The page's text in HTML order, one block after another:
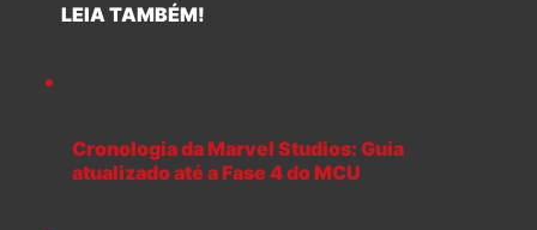
LEIA TAMBÉM!
Cronologia da Marvel Studios: Guia
atualizado até a Fase 4 do MCU